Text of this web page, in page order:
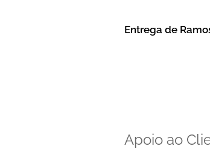
Entrega de
Apoio ao